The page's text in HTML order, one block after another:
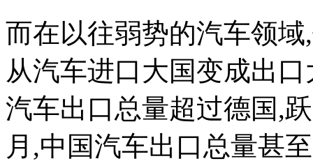
而在以往弱势的汽车领
从汽车进口大国变成出
汽车出口总量超过德国,
月,中国汽车出口总量甚